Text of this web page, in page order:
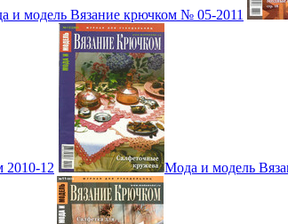
и модель Вязание крючком № 05-2011
2010-12 Мода и модель